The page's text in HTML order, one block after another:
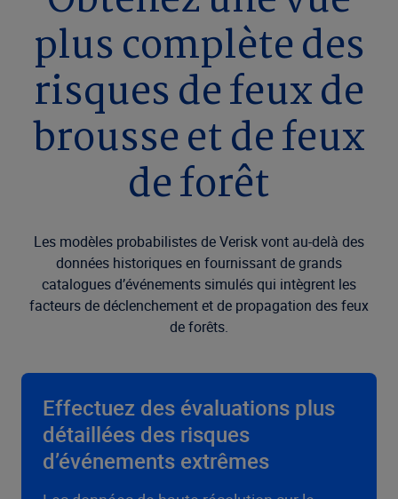
plus complète des
risques de feux de
brousse et de feux
de forêt
Les modèles probabilistes de Verisk vont au-delà des
données historiques en fournissant de grands
catalogues d’événements simulés qui intègrent les
facteurs de déclenchement et de propagation des feux
de forêts.
Effectuez des évaluations plus
détaillées des risques
d’événements extrêmes